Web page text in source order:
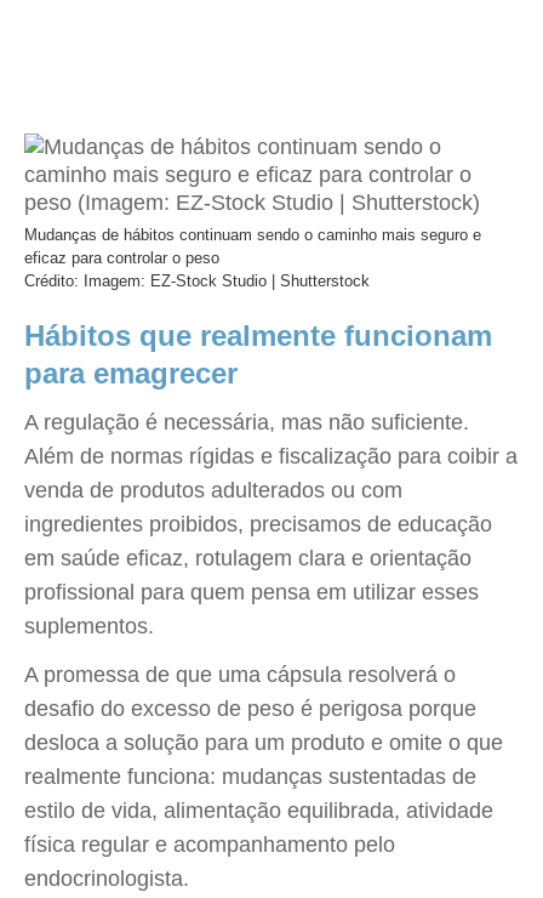
Mudanças de hábitos continuam sendo o caminho mais seguro e
eficaz para controlar o peso
Crédito: Imagem: EZ-Stock Studio | Shutterstock
Hábitos que realmente funcionam
para emagrecer
A regulação é necessária, mas não suficiente.
Além de normas rígidas e fiscalização para coibir a
venda de produtos adulterados ou com
ingredientes proibidos, precisamos de educação
em saúde eficaz, rotulagem clara e orientação
profissional para quem pensa em utilizar esses
suplementos.
A promessa de que uma cápsula resolverá o
desafio do excesso de peso é perigosa porque
desloca a solução para um produto e omite o que
realmente funciona: mudanças sustentadas de
estilo de vida, alimentação equilibrada, atividade
física regular e acompanhamento pelo
endocrinologista.